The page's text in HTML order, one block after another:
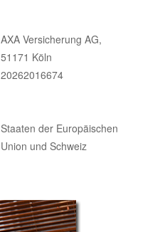
AXA Versicherung AG,
51171 Köln
20262016674
Staaten der Europäischen
Union und Schweiz